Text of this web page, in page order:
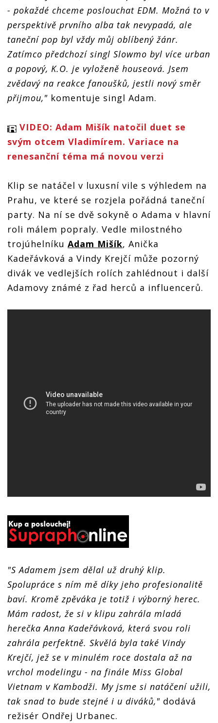
- pokaždé chceme poslouchat EDM. Možná to v
perspektivě prvního alba tak nevypadá, ale
taneční pop byl vždy můj oblíbený žánr.
Zatímco předchozí singl Slowmo byl více urban
a popový, K.O. je vyloženě houseová. Jsem
zvědavý na reakce fanoušků, jestli nový směr
přijmou," komentuje singl Adam.
VIDEO: Adam Mišík natočil duet se
svým otcem Vladimírem. Variace na
renesanční téma má novou verzi
Klip se natáčel v luxusní vile s výhledem na
Prahu, ve které se rozjela pořádná taneční
party. Na ní se dvě sokyně o Adama v hlavní
roli málem popraly. Vedle milostného
trojúhelníku Adam Mišík, Anička
Kadeřávková a Vindy Krejčí může pozorný
divák ve vedlejších rolích zahlédnout i další
Adamovy známé z řad herců a influencerů.
"S Adamem jsem dělal už druhý klip.
Spolupráce s ním mě díky jeho profesionalitě
baví. Kromě zpěváka je totiž i výborný herec.
Mám radost, že si v klipu zahrála mladá
herečka Anna Kadeřávková, která svou roli
zahrála perfektně. Skvělá byla také Vindy
Krejčí, jež se v minulém roce dostala až na
vrchol modelingu - na finále Miss Global
Vietnam v Kambodži. My jsme si natáčení užili,
tak snad to bude stejné i u diváků," dodává
režisér Ondřej Urbanec.